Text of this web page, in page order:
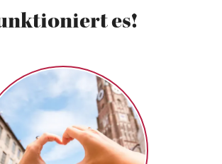
es!